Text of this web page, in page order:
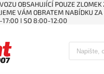
OBSAHUJÍCÍ POUZE
VÁM OBRATEM NABÍDKU
17:00 ǀ SO 8:00-12:00